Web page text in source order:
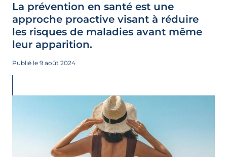
La prévention en santé est une
approche proactive visant à réduire
les risques de maladies avant même
leur apparition.
Publié le 9 août 2024